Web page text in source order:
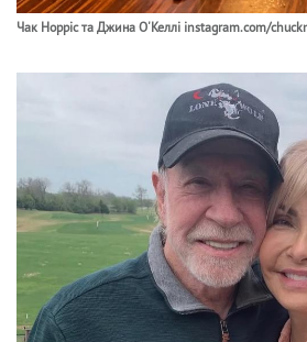
Чак Норріс та Джина О'Келлі instagram.com/